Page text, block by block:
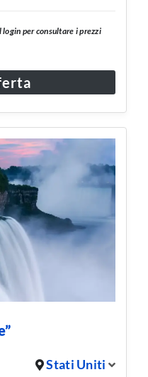
per consultare i prezzi
Stati Uniti